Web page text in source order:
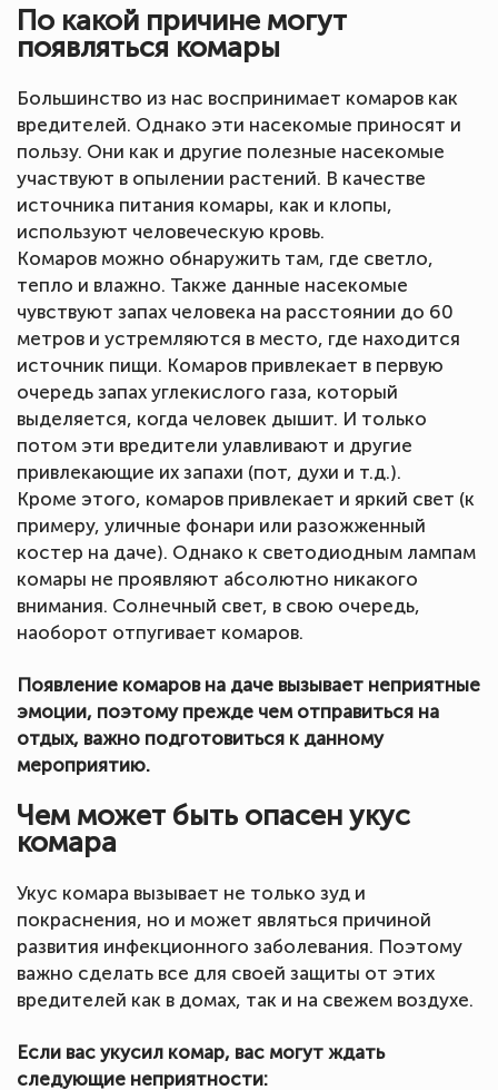
По какой причине могут
появляться комары
Большинство из нас воспринимает комаров как
вредителей. Однако эти насекомые приносят и
пользу. Они как и другие полезные насекомые
участвуют в опылении растений. В качестве
источника питания комары, как и клопы,
используют человеческую кровь.
Комаров можно обнаружить там, где светло,
тепло и влажно. Также данные насекомые
чувствуют запах человека на расстоянии до 60
метров и устремляются в место, где находится
источник пищи. Комаров привлекает в первую
очередь запах углекислого газа, который
выделяется, когда человек дышит. И только
потом эти вредители улавливают и другие
привлекающие их запахи (пот, духи и т.д.).
Кроме этого, комаров привлекает и яркий свет (к
примеру, уличные фонари или разожженный
костер на даче). Однако к светодиодным лампам
комары не проявляют абсолютно никакого
внимания. Солнечный свет, в свою очередь,
наоборот отпугивает комаров.
Появление комаров на даче вызывает неприятные
эмоции, поэтому прежде чем отправиться на
отдых, важно подготовиться к данному
мероприятию.
Чем может быть опасен укус
комара
Укус комара вызывает не только зуд и
покраснения, но и может являться причиной
развития инфекционного заболевания. Поэтому
важно сделать все для своей защиты от этих
вредителей как в домах, так и на свежем воздухе.
Если вас укусил комар, вас могут ждать
следующие неприятности: